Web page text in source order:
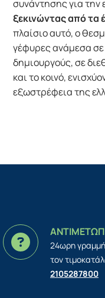
συνάντησης για την
ξεκινώντας από τα
πλαίσιο αυτό, ο
γέφυρες ανάμεσα σε
δημιουργούς, σε
και το κοινό,
εξωστρέφεια της
24ωρη γραμμή
τον
2105287800